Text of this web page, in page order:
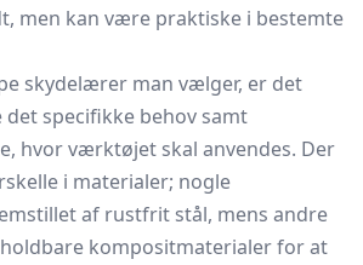
men kan være praktiske i bestemte
skydelærer man vælger, er det
specifikke behov samt
hvor værktøjet skal anvendes. Der
i materialer; nogle
af rustfrit stål, mens andre
kompositmaterialer for at